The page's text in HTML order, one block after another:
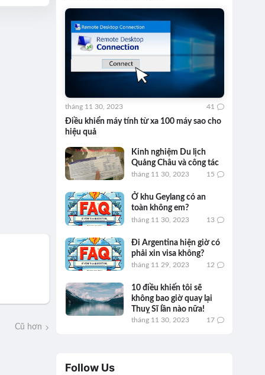
Cũ hơn
Điều khiển máy tính từ xa 100 máy sao cho
hiệu quả
tháng 11 30, 2023 41
Kinh nghiệm Du lịch
Quảng Châu và công tác
tháng 11 30, 2023 15
Ở khu Geylang có an
toàn không em?
tháng 11 30, 2023 13
Đi Argentina hiện giờ có
phải xin visa không?
tháng 11 29, 2023 12
10 điều khiến tôi sẽ
không bao giờ quay lại
Thuỵ Sĩ lần nào nữa!
tháng 11 30, 2023 17
Follow Us